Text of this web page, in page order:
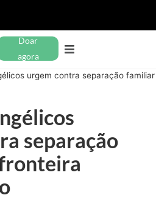
Doar
agora
urgem contra separação familiar
separação